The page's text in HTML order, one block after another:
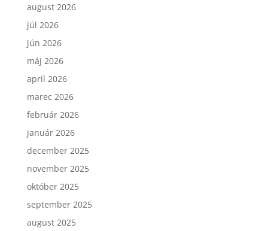
august 2026
júl 2026
jún 2026
máj 2026
apríl 2026
marec 2026
február 2026
január 2026
december 2025
november 2025
október 2025
september 2025
august 2025